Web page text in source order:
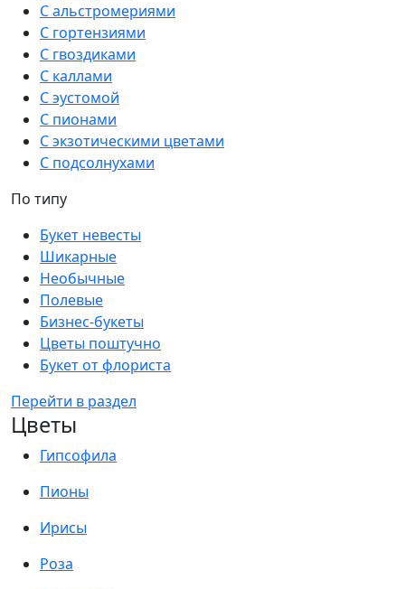
С альстромериями
С гортензиями
С гвоздиками
С каллами
С эустомой
С пионами
С экзотическими цветами
С подсолнухами
По типу
Букет невесты
Шикарные
Необычные
Полевые
Бизнес-букеты
Цветы поштучно
Букет от флориста
Перейти в раздел
Цветы
Гипсофила
Пионы
Ирисы
Роза